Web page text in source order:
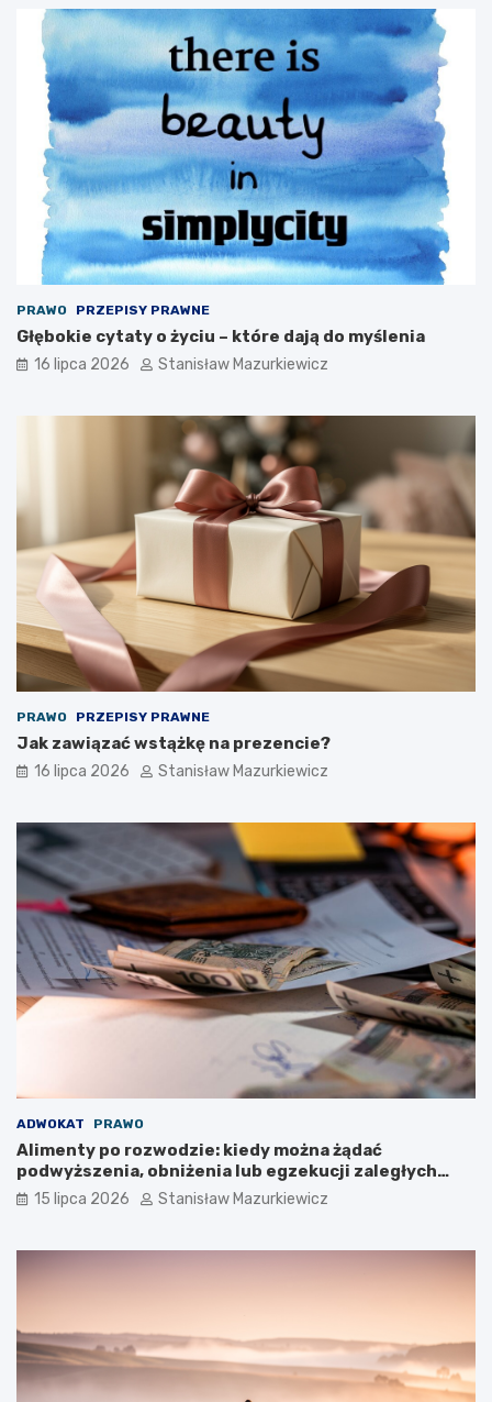
PRAWO PRZEPISY PRAWNE
Głębokie cytaty o życiu – które dają do myślenia
16 lipca 2026 Stanisław Mazurkiewicz
PRAWO PRZEPISY PRAWNE
Jak zawiązać wstążkę na prezencie?
16 lipca 2026 Stanisław Mazurkiewicz
ADWOKAT PRAWO
Alimenty po rozwodzie: kiedy można żądać
podwyższenia, obniżenia lub egzekucji zaległych
płatności?
15 lipca 2026 Stanisław Mazurkiewicz